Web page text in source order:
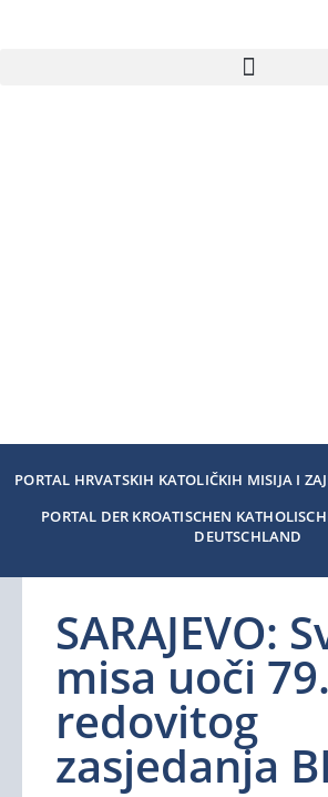
PORTAL HRVATSKIH KATOLIČKIH MISIJA I
PORTAL DER KROATISCHEN
DEUTSCHLAND
SARAJEVO:
misa uoči 79.
redovitog
zasjedanja